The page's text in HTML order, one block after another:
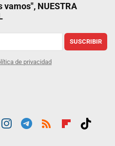
vamos", NUESTRA
SUSCRIBIR
de privacidad